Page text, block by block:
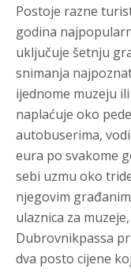
Postoje razne
godina
uključuje šetnju
snimanja
ijednome muzeju
naplaćuje oko
autobuserima,
eura po svakome
sebi uzmu oko
njegovim
ulaznica za
Dubrovnikpassa
dva posto cijene